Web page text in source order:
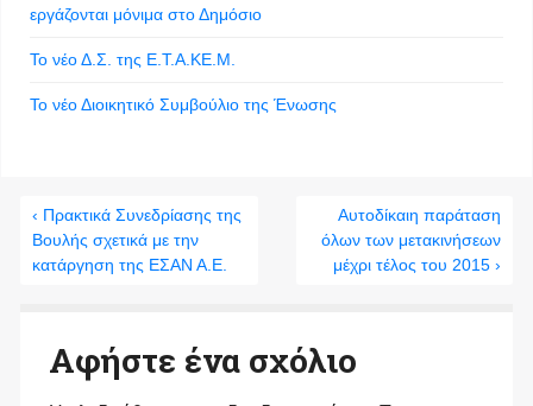
εργάζονται μόνιμα στο Δημόσιο
Το νέο Δ.Σ. της Ε.Τ.Α.ΚΕ.Μ.
Το νέο Διοικητικό Συμβούλιο της Ένωσης
‹ Πρακτικά Συνεδρίασης της
Βουλής σχετικά με την
κατάργηση της ΕΣΑΝ Α.Ε.
Αυτοδίκαιη παράταση
όλων των μετακινήσεων
μέχρι τέλος του 2015 ›
Αφήστε ένα σχόλιο